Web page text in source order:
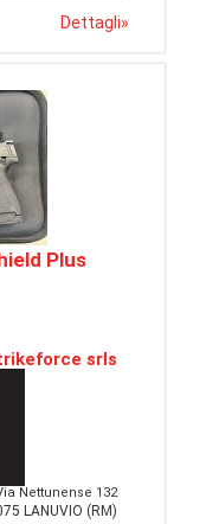
Dettagli»
Plus
srls
Nettunense 132
LANUVIO (RM)